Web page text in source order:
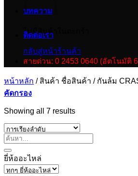
ไม่มีสินค้าในตะกร้า
กลับสู่หน้าร้านค้า
บทความ
ติดต่อเรา
สายด่วน: 0 2453 0640 (อัตโนมัติ
หน้าหลัก /สินค้า ชื่อสินค้า /กันล้ม
คัดกรอง
Showing all 7 results
ยี่ห้ออะไหล่